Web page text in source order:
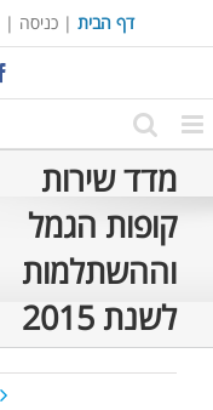
to
דף הבית | כניסה |
מדד שירות
קופות הגמל
וההשתלמות
לשנת 2015